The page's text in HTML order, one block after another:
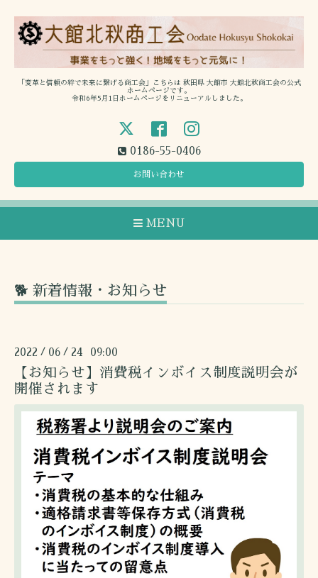
「変革と信頼の絆で未来に繋げる商工会」こちらは 秋田県 大館市 大館北秋商工会の公式
ホームページです。
令和6年5月1日ホームページをリニューアルしました。
0186-55-0406
お問い合わせ
MENU
🐕 新着情報・お知らせ
2022 / 06 / 24 09:00
【お知らせ】消費税インボイス制度説明会が
開催されます